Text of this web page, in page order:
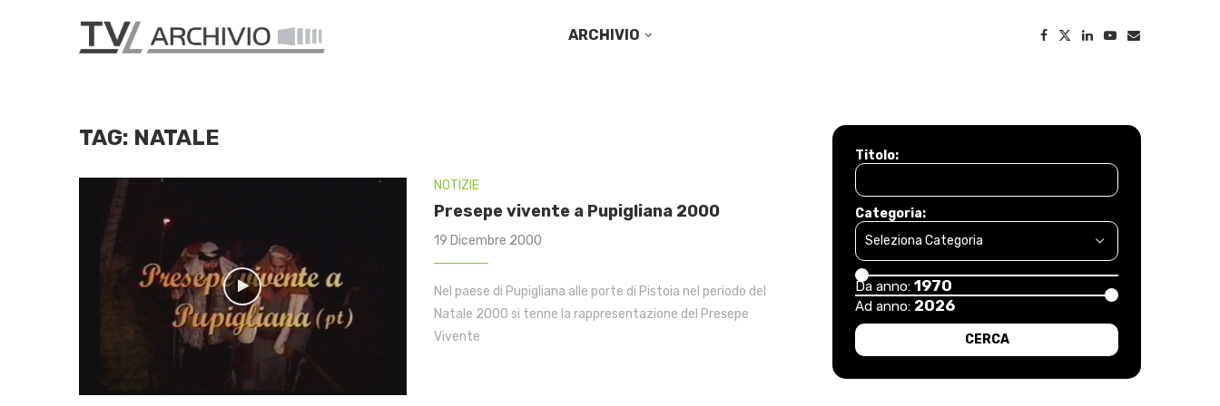
ARCHIVIO
TAG: NATALE
NOTIZIE
Presepe vivente a Pupigliana 2000
19 Dicembre 2000
Nel paese di Pupigliana alle porte di Pistoia nel periodo del
Natale 2000 si tenne la rappresentazione del Presepe
Vivente
Titolo:
Categoria:
Da anno: 1970
Ad anno: 2026